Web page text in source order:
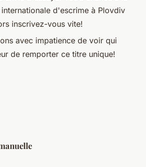
d'escrime à Plovdiv
inscrivez-vous vite!
avec impatience de voir qui
de remporter ce titre unique!